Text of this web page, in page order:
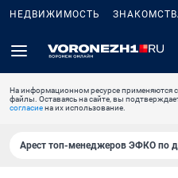
НЕДВИЖИМОСТЬ
На информационном ресурсе применяются
файлы. Оставаясь на сайте, вы
согласиена их использование.
Арест топ-менеджеров ЭФКО по